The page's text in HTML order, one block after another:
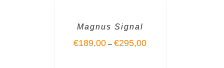
Magnus Signal
€189,00 –€295,00